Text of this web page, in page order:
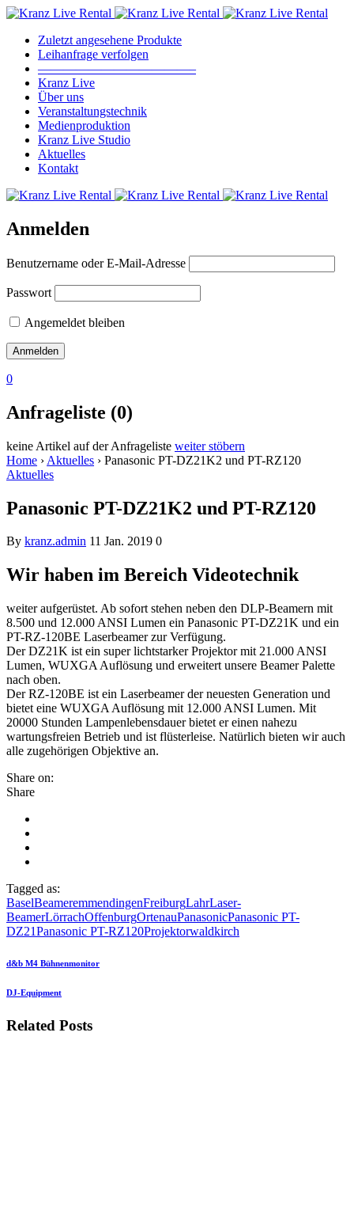
Zuletzt angesehene Produkte
Leihanfrage verfolgen
————————————–
Kranz Live
Über uns
Veranstaltungstechnik
Medienproduktion
Kranz Live Studio
Aktuelles
Kontakt
Anmelden
Benutzername oder E-Mail-Adresse
Passwort
Angemeldet bleiben
0
Anfrageliste (0)
keine Artikel auf der Anfrageliste weiter stöbern
Home › Aktuelles › Panasonic PT-DZ21K2 und PT-RZ120
Aktuelles
Panasonic PT-DZ21K2 und PT-RZ120
By kranz.admin 11 Jan. 2019 0
Wir haben im Bereich Videotechnik
weiter aufgerüstet. Ab sofort stehen neben den DLP-Beamern mit
8.500 und 12.000 ANSI Lumen ein Panasonic PT-DZ21K und ein
PT-RZ-120BE Laserbeamer zur Verfügung.
Der DZ21K ist ein super lichtstarker Projektor mit 21.000 ANSI
Lumen, WUXGA Auflösung und erweitert unsere Beamer Palette
nach oben.
Der RZ-120BE ist ein Laserbeamer der neuesten Generation und
bietet eine WUXGA Auflösung mit 12.000 ANSI Lumen. Mit
20000 Stunden Lampenlebensdauer bietet er einen nahezu
wartungsfreien Betrieb und ist flüsterleise. Natürlich bieten wir auch
alle zugehörigen Objektive an.
Share on:
Share
Tagged as:
BaselBeameremmendingenFreiburgLahrLaser-
BeamerLörrachOffenburgOrtenauPanasonicPanasonic PT-
DZ21Panasonic PT-RZ120Projektorwaldkirch
d&b M4 Bühnenmonitor
DJ-Equipment
Related Posts